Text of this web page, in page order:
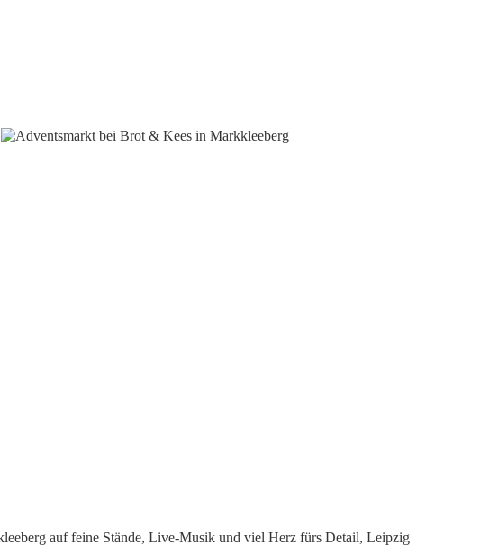
auf feine Stände, Live-Musik und viel Herz fürs Detail, Leipzig